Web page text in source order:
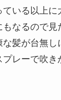
いる以上に
なるので見
な髪が台無
レーで吹き